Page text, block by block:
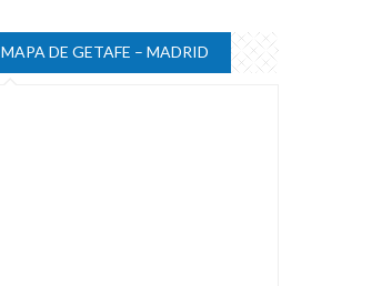
MAPA DE GETAFE – MADRID